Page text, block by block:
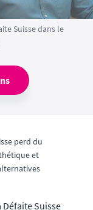
Suisse dans le
perd du
et
Suisse